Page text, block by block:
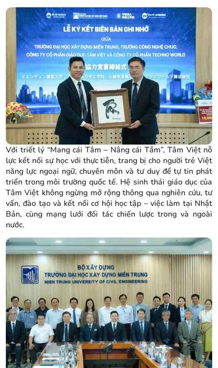
Với triết lý “Mang cái Tâm – Nâng cái Tầm”, Tâm Việt nỗ
lực kết nối sự học với thực tiễn, trang bị cho người trẻ Việt
năng lực ngoại ngữ, chuyên môn và tư duy để tự tin phát
triển trong môi trường quốc tế. Hệ sinh thái giáo dục của
Tâm Việt không ngừng mở rộng thông qua nghiên cứu, tư
vấn, đào tạo và kết nối cơ hội học tập – việc làm tại Nhật
Bản, cùng mạng lưới đối tác chiến lược trong và ngoài
nước.